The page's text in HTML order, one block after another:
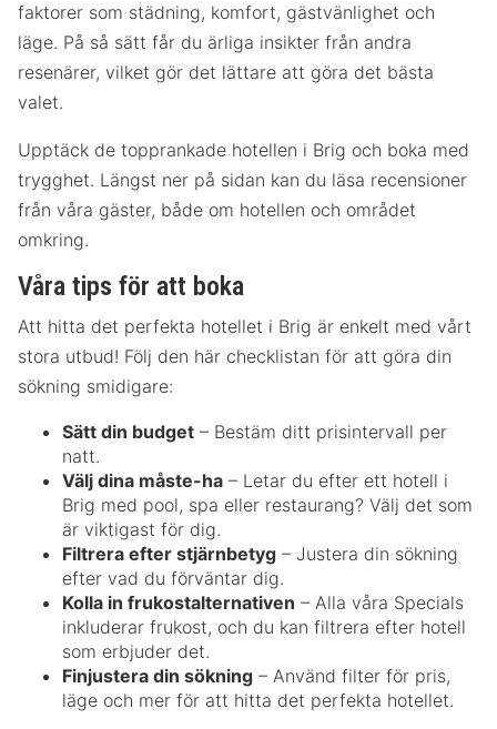
faktorer som städning, komfort, gästvänlighet och
läge. På så sätt får du ärliga insikter från andra
resenärer, vilket gör det lättare att göra det bästa
valet.
Upptäck de topprankade hotellen i Brig och boka med
trygghet. Längst ner på sidan kan du läsa recensioner
från våra gäster, både om hotellen och området
omkring.
Våra tips för att boka
Att hitta det perfekta hotellet i Brig är enkelt med vårt
stora utbud! Följ den här checklistan för att göra din
sökning smidigare:
Sätt din budget – Bestäm ditt prisintervall per
natt.
Välj dina måste-ha – Letar du efter ett hotell i
Brig med pool, spa eller restaurang? Välj det som
är viktigast för dig.
Filtrera efter stjärnbetyg – Justera din sökning
efter vad du förväntar dig.
Kolla in frukostalternativen – Alla våra Specials
inkluderar frukost, och du kan filtrera efter hotell
som erbjuder det.
Finjustera din sökning – Använd filter för pris,
läge och mer för att hitta det perfekta hotellet.